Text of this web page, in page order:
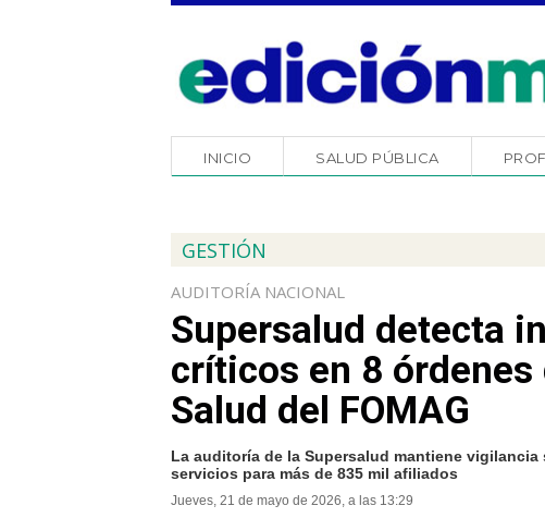
INICIO SALUD PÚBLICA
GESTIÓN
AUDITORÍA NACIONAL
Supersalud detecta
críticos en 8 órdenes
Salud del FOMAG
La auditoría de la Supersalud mantiene
servicios para más de 835 mil afiliados
Jueves, 21 de mayo de 2026, a las 13:29